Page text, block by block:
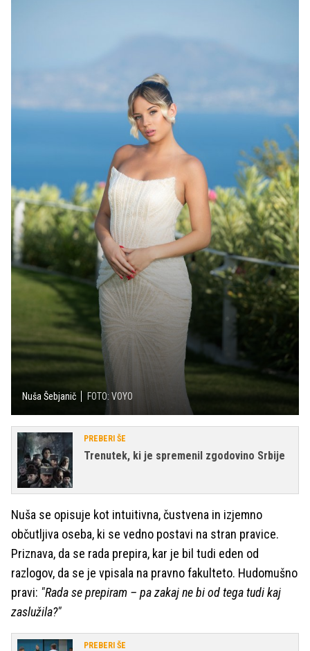
Nuša Šebjanič FOTO: VOYO
PREBERI ŠE
Trenutek, ki je spremenil zgodovino Srbije
Nuša se opisuje kot intuitivna, čustvena in izjemno
občutljiva oseba, ki se vedno postavi na stran pravice.
Priznava, da se rada prepira, kar je bil tudi eden od
razlogov, da se je vpisala na pravno fakulteto. Hudomušno
pravi: "Rada se prepiram – pa zakaj ne bi od tega tudi kaj
zaslužila?"
PREBERI ŠE